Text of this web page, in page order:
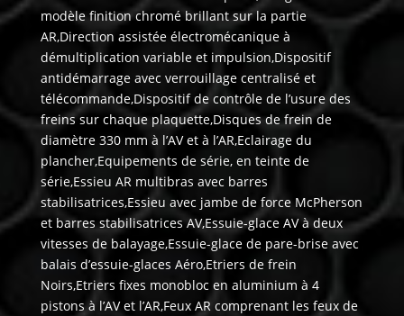
modèle finition chromé brillant sur la partie
AR,Direction assistée électromécanique à
démultiplication variable et impulsion,Dispositif
antidémarrage avec verrouillage centralisé et
télécommande,Dispositif de contrôle de l’usure des
freins sur chaque plaquette,Disques de frein de
diamètre 330 mm à l’AV et à l’AR,Eclairage du
plancher,Equipements de série, en teinte de
série,Essieu AR multibras avec barres
stabilisatrices,Essieu avec jambe de force McPherson
et barres stabilisatrices AV,Essuie-glace AV à deux
vitesses de balayage,Essuie-glace de pare-brise avec
balais d’essuie-glaces Aéro,Etriers de frein
Noirs,Etriers fixes monobloc en aluminium à 4
pistons à l’AV et l’AR,Feux AR comprenant les feux de